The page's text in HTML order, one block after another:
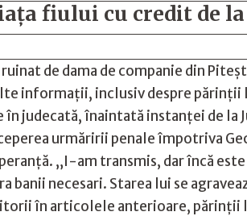
fiului cu credit de la
de dama de companie din
informații, inclusiv despre părinții
judecată, înaintată instanței de la
urmăririi penale împotriva
„I-am transmis, dar încă
banii necesari. Starea lui se
în articolele anterioare, părinții